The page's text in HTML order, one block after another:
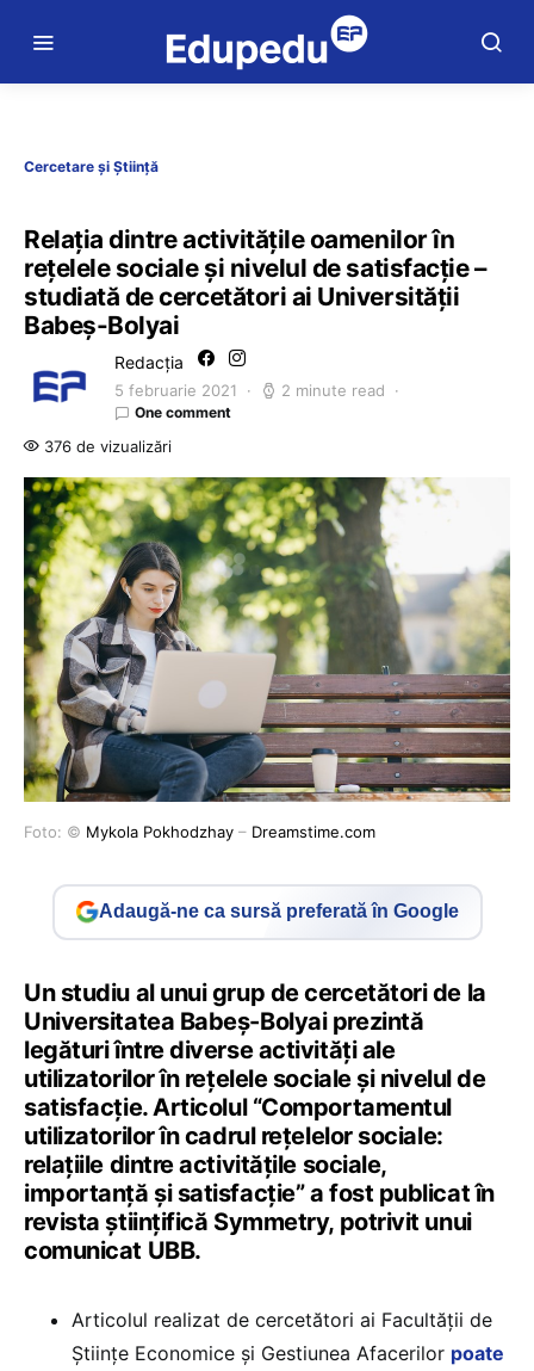
Cercetare și Știință
Relația dintre activitățile oamenilor în
rețelele sociale și nivelul de satisfacție –
studiată de cercetători ai Universității
Babeș-Bolyai
Redacția
5 februarie 2021 2 minute read
One comment
376 de vizualizări
Foto: © Mykola Pokhodzhay – Dreamstime.com
Adaugă-ne ca sursă preferată în Google
Un studiu al unui grup de cercetători de la
Universitatea Babeș-Bolyai prezintă
legături între diverse activități ale
utilizatorilor în rețelele sociale și nivelul de
satisfacție. Articolul “Comportamentul
utilizatorilor în cadrul rețelelor sociale:
relațiile dintre activitățile sociale,
importanță și satisfacție” a fost publicat în
revista științifică Symmetry, potrivit unui
comunicat UBB.
Articolul realizat de cercetători ai Facultății de
Științe Economice și Gestiunea Afacerilor poate